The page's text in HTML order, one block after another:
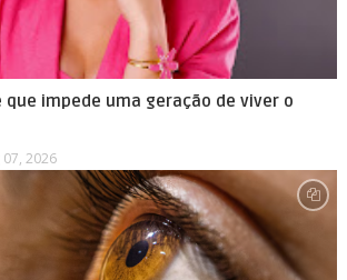
que impede uma geração de viver o
07, 2026